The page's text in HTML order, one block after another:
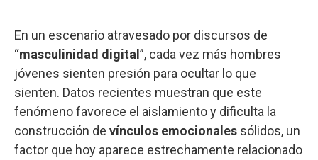
En un escenario atravesado por discursos de
“masculinidad digital ”, cada vez más hombres
jóvenes sienten presión para ocultar lo que
sienten. Datos recientes muestran que este
fenómeno favorece el aislamiento y dificulta la
construcción de vínculos emocionales sólidos, un
factor que hoy aparece estrechamente relacionado